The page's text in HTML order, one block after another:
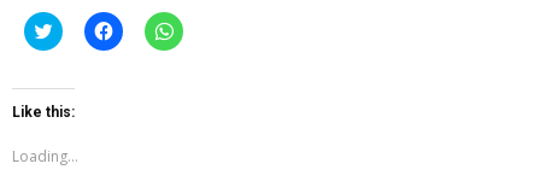
Click
to
Twitter
(Opens
in
window)
Click
to
Click
to
Like this:
Loading...